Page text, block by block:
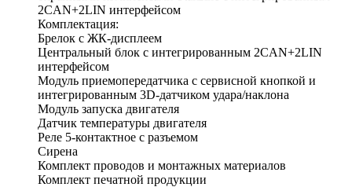
2CAN+2LIN интерфейсом
Комплектация:
Брелок с ЖК-дисплеем
Центральный блок с интегрированным 2CAN+2LIN
интерфейсом
Модуль приемопередатчика с сервисной кнопкой и
интегрированным 3D-датчиком удара/наклона
Модуль запуска двигателя
Датчик температуры двигателя
Реле 5-контактное с разъемом
Сирена
Комплект проводов и монтажных материалов
Комплект печатной продукции